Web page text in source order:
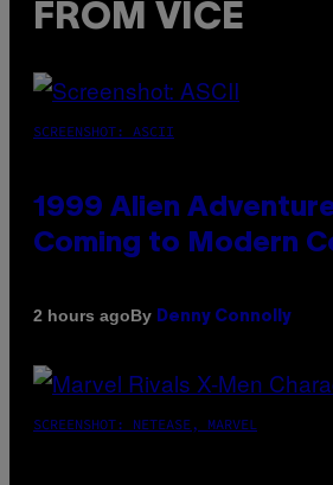
FROM VICE
SCREENSHOT: ASCII
1999 Alien
Coming to Modern
2 hours agoBy Denny Connolly
SCREENSHOT: NETEASE, MARVEL